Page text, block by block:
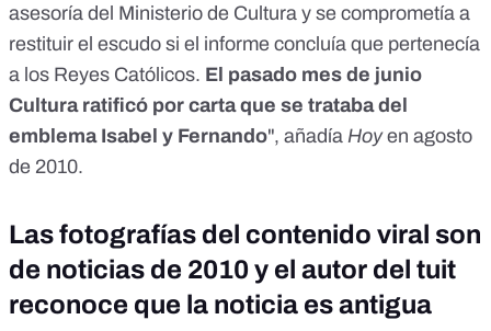
asesoría del Ministerio de Cultura y se comprometía a
restituir el escudo si el informe concluía que pertenecía
a los Reyes Católicos. El pasado mes de junio
Cultura ratificó por carta que se trataba del
emblema Isabel y Fernando", añadía Hoyen agosto
de 2010.
Las fotografías del contenido viral son
de noticias de 2010 y el autor del tuit
reconoce que la noticia es antigua